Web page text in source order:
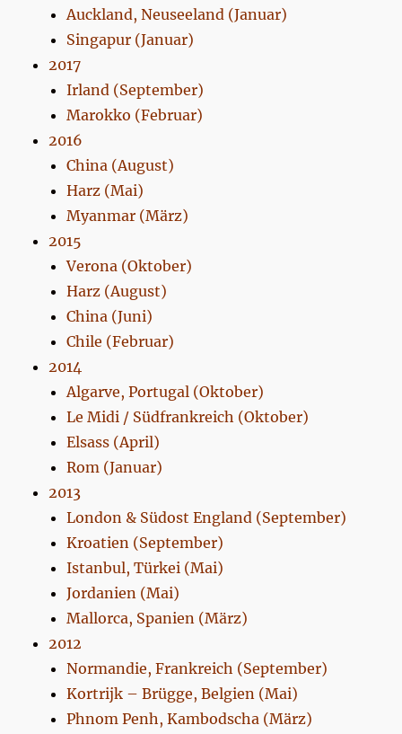
Auckland, Neuseeland (Januar)
Singapur (Januar)
2017
Irland (September)
Marokko (Februar)
2016
China (August)
Harz (Mai)
Myanmar (März)
2015
Verona (Oktober)
Harz (August)
China (Juni)
Chile (Februar)
2014
Algarve, Portugal (Oktober)
Le Midi / Südfrankreich (Oktober)
Elsass (April)
Rom (Januar)
2013
London & Südost England (September)
Kroatien (September)
Istanbul, Türkei (Mai)
Jordanien (Mai)
Mallorca, Spanien (März)
2012
Normandie, Frankreich (September)
Kortrijk – Brügge, Belgien (Mai)
Phnom Penh, Kambodscha (März)